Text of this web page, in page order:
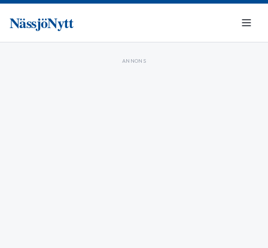
NässjöNytt
ANNONS